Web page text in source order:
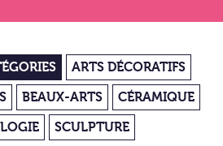
ARTS DÉCORATIFS
BEAUX-ARTS CÉRAMIQUE
SCULPTURE